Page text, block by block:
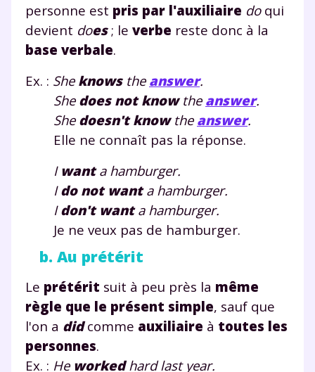
personne est pris par l'auxiliaire doqui
devient does; le verbe reste donc à la
base verbale.
Ex. : She knowsthe answer.
She does not knowthe answer.
She doesn't knowthe answer.
Elle ne connaît pas la réponse.
I wanta hamburger.
Ido not wanta hamburger.
Idon't wanta hamburger.
Je ne veux pas de hamburger.
b. Au prétérit
Le prétérit suit à peu près la même
règle que le présent simple, sauf que
l'on a didcomme auxiliaire à toutes les
personnes.
Ex. : He worked hardlast year.